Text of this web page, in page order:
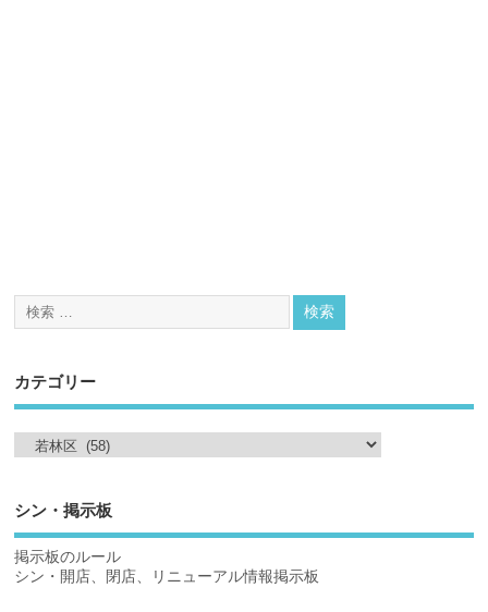
カテゴリー
シン・掲示板
掲示板のルール
シン・開店、閉店、リニューアル情報掲示板